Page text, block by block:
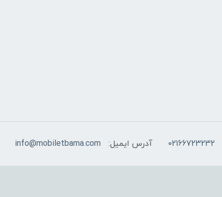
02166723232 آدرس ایمیل: info@mobiletbama.com